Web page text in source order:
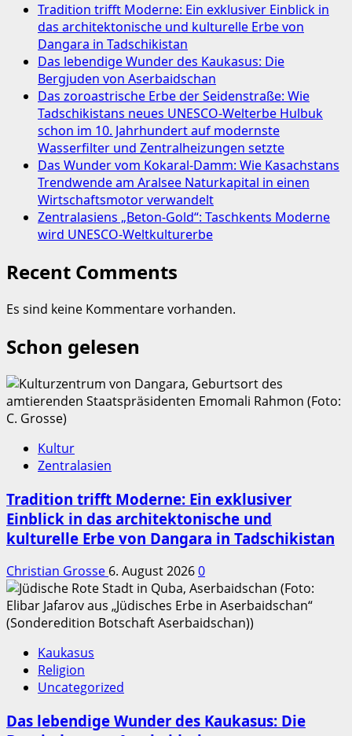
Tradition trifft Moderne: Ein exklusiver Einblick in
das architektonische und kulturelle Erbe von
Dangara in Tadschikistan
Das lebendige Wunder des Kaukasus: Die
Bergjuden von Aserbaidschan
Das zoroastrische Erbe der Seidenstraße: Wie
Tadschikistans neues UNESCO-Welterbe Hulbuk
schon im 10. Jahrhundert auf modernste
Wasserfilter und Zentralheizungen setzte
Das Wunder vom Kokaral-Damm: Wie Kasachstans
Trendwende am Aralsee Naturkapital in einen
Wirtschaftsmotor verwandelt
Zentralasiens „Beton-Gold“: Taschkents Moderne
wird UNESCO-Weltkulturerbe
Recent Comments
Es sind keine Kommentare vorhanden.
Schon gelesen
Kultur
Zentralasien
Tradition trifft Moderne: Ein exklusiver
Einblick in das architektonische und
kulturelle Erbe von Dangara in Tadschikistan
Christian Grosse 6. August 20260
Kaukasus
Religion
Uncategorized
Das lebendige Wunder des Kaukasus: Die